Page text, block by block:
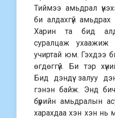
Тиймээ амьдрал
би алдахгүй амьдрах
Харин та бид
суралцаж ухаажиж
учиртай юм. Гэхдээ
өгдөггүй. Би тэр
Бид дэндүү залуу
гэнэн байж. Энд
бүрийн амьдралын
харахдаа хэн хэн нь